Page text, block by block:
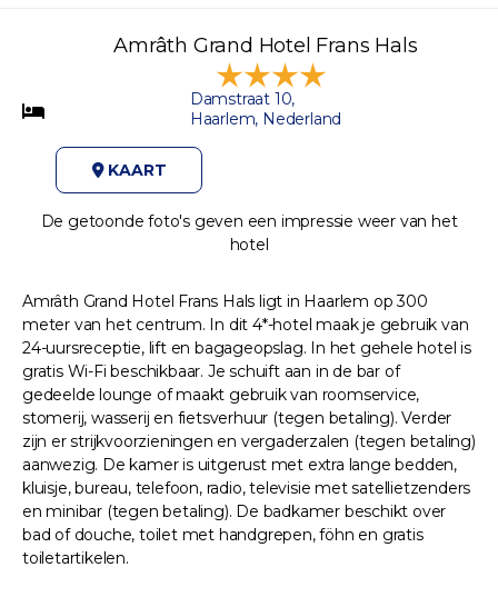
Amrâth Grand Hotel Frans Hals
Damstraat 10,
Haarlem, Nederland
KAART
De getoonde foto's geven een impressie weer van het
hotel
Amrâth Grand Hotel Frans Hals ligt in Haarlem op 300
meter van het centrum. In dit 4*-hotel maak je gebruik van
24-uursreceptie, lift en bagageopslag. In het gehele hotel is
gratis Wi-Fi beschikbaar. Je schuift aan in de bar of
gedeelde lounge of maakt gebruik van roomservice,
stomerij, wasserij en fietsverhuur (tegen betaling). Verder
zijn er strijkvoorzieningen en vergaderzalen (tegen betaling)
aanwezig. De kamer is uitgerust met extra lange bedden,
kluisje, bureau, telefoon, radio, televisie met satellietzenders
en minibar (tegen betaling). De badkamer beschikt over
bad of douche, toilet met handgrepen, föhn en gratis
toiletartikelen.